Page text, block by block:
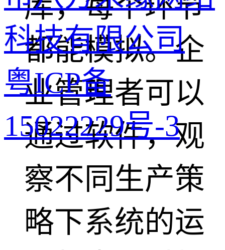
库，每个环节
都能模拟。企
业管理者可以
通过软件，观
察不同生产策
略下系统的运
科技有限公司
粤ICP备
15022229号-3